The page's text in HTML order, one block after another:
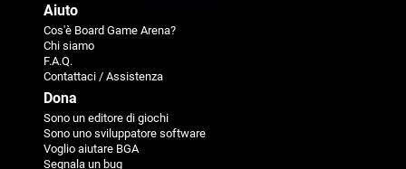
Aiuto
Cos'è Board Game Arena?
Chi siamo
F.A.Q.
Contattaci / Assistenza
Dona
Sono un editore di giochi
Sono uno sviluppatore software
Voglio aiutare BGA
Segnala un bug